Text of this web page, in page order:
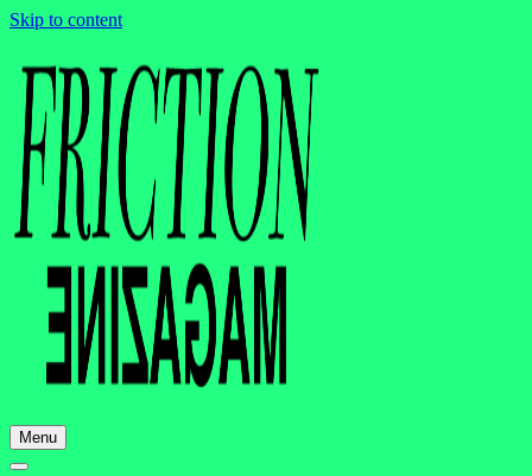
Skip to content
Menu